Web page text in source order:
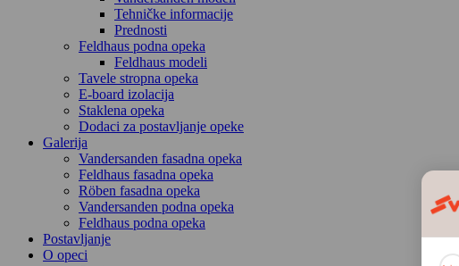
Tehničke informacije
Prednosti
Feldhaus podna opeka
Feldhaus modeli
Tavele stropna opeka
E-board izolacija
Staklena opeka
Dodaci za postavljanje opeke
Galerija
Vandersanden fasadna opeka
Feldhaus fasadna opeka
Röben fasadna opeka
Vandersanden podna opeka
Feldhaus podna opeka
Postavljanje
O opeci